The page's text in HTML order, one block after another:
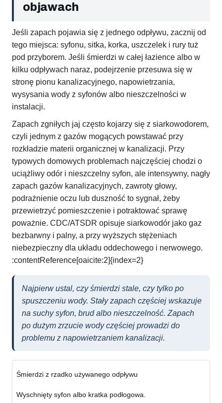
objawach
Jeśli zapach pojawia się z jednego odpływu, zacznij od
tego miejsca: syfonu, sitka, korka, uszczelek i rury tuż
pod przyborem. Jeśli śmierdzi w całej łazience albo w
kilku odpływach naraz, podejrzenie przesuwa się w
stronę pionu kanalizacyjnego, napowietrzania,
wysysania wody z syfonów albo nieszczelności w
instalacji.
Zapach zgniłych jaj często kojarzy się z siarkowodorem,
czyli jednym z gazów mogących powstawać przy
rozkładzie materii organicznej w kanalizacji. Przy
typowych domowych problemach najczęściej chodzi o
uciążliwy odór i nieszczelny syfon, ale intensywny, nagły
zapach gazów kanalizacyjnych, zawroty głowy,
podrażnienie oczu lub duszność to sygnał, żeby
przewietrzyć pomieszczenie i potraktować sprawę
poważnie. CDC/ATSDR opisuje siarkowodór jako gaz
bezbarwny i palny, a przy wyższych stężeniach
niebezpieczny dla układu oddechowego i nerwowego.
:contentReference[oaicite:2]{index=2}
Najpierw ustal, czy śmierdzi stale, czy tylko po
spuszczeniu wody. Stały zapach częściej wskazuje
na suchy syfon, brud albo nieszczelność. Zapach
po dużym zrzucie wody częściej prowadzi do
problemu z napowietrzaniem kanalizacji.
Śmierdzi z rzadko używanego odpływu
Wyschnięty syfon albo kratka podłogowa.